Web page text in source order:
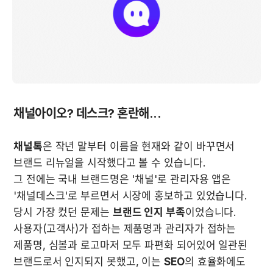
채널아이오? 데스크? 혼란해...
채널톡은 작년 말부터 이름을 현재와 같이 바꾸면서
브랜드 리뉴얼을 시작했다고 볼 수 있습니다.
그 전에는 국내 브랜드명은 '채널'로 관리자용 앱은
'채널데스크'로 부르면서 시장에 홍보하고 있었습니다.
당시 가장 컸던 문제는 브랜드 인지 부족이었습니다.
사용자(고객사)가 접하는 제품명과 관리자가 접하는
제품명, 심볼과 로고마저 모두 파편화 되어있어 일관된
브랜드로서 인지되지 못했고, 이는 SEO의 효율화에도